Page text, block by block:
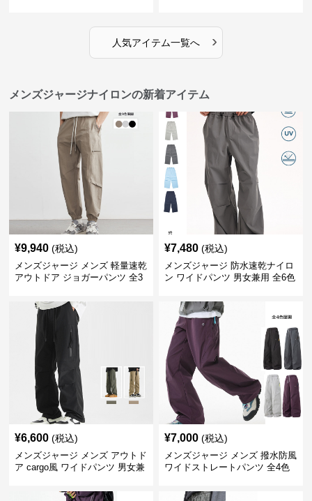
人気アイテム一覧へ ›
メンズジャージナイロンの新着アイテム
¥9,940 (税込)
メンズジャージ メンズ 軽量速乾
アウトドア ジョガーパンツ 全3
¥7,480 (税込)
メンズジャージ 防水速乾ナイロ
ン ワイドパンツ 男女兼用 全6色
¥6,600 (税込)
メンズジャージ メンズ アウトド
ア cargo風 ワイドパンツ 男女兼
¥7,000 (税込)
メンズジャージ メンズ 撥水防風
ワイドストレートパンツ 全4色